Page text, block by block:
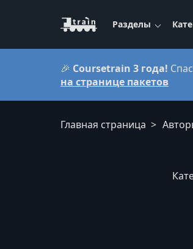
Разделы
🎉 Coursetrain 3 года!
на странице пакетов
Главная страница